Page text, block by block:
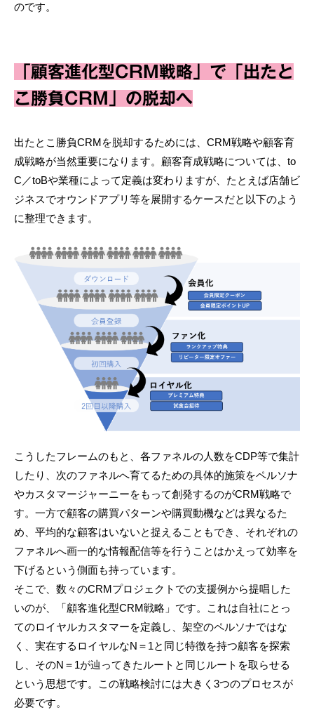
のです。
「顧客進化型CRM戦略」で「出たと
こ勝負CRM」の脱却へ
出たとこ勝負CRMを脱却するためには、CRM戦略や顧客育
成戦略が当然重要になります。顧客育成戦略については、to
C／toBや業種によって定義は変わりますが、たとえば店舗ビ
ジネスでオウンドアプリ等を展開するケースだと以下のよう
に整理できます。
こうしたフレームのもと、各ファネルの人数をCDP等で集計
したり、次のファネルへ育てるための具体的施策をペルソナ
やカスタマージャーニーをもって創発するのがCRM戦略で
す。一方で顧客の購買パターンや購買動機などは異なるた
め、平均的な顧客はいないと捉えることもでき、それぞれの
ファネルへ画一的な情報配信等を行うことはかえって効率を
下げるという側面も持っています。
そこで、数々のCRMプロジェクトでの支援例から提唱した
いのが、「顧客進化型CRM戦略」です。これは自社にとっ
てのロイヤルカスタマーを定義し、架空のペルソナではな
く、実在するロイヤルなN＝1と同じ特徴を持つ顧客を探索
し、そのN＝1が辿ってきたルートと同じルートを取らせる
という思想です。この戦略検討には大きく3つのプロセスが
必要です。